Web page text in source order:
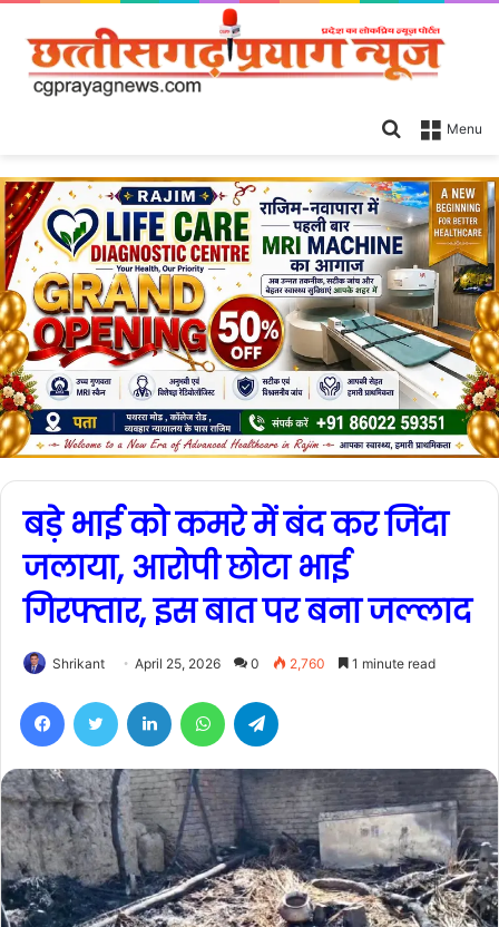
Menu
Search
बड़े भाई को कमरे में बंद कर जिंदा
जलाया, आरोपी छोटा भाई
गिरफ्तार, इस बात पर बना जल्लाद
Shrikant April 25, 2026 0 2,760 1 minute read